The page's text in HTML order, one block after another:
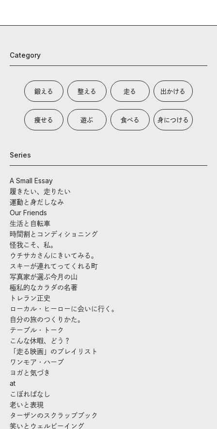
Category
鍛える 整える 走る 出かける
痩せる 遊ぶ 食べる 身につける
Series
A Small Essay
履きたい、走りたい
運動と身だしなみ
Our Friends
生活と自転車
時間割とコンディショニング
怪我こそ、私。
ウチサカさんにきいてみる。
スキーが連れてってくれる町
写真家が選ぶ今月の山
極私的なカラダの名著
トレラン正史
ローカル・ヒーローに会いに行く。
自分の旅のつくりかた。
テーブル・トーク
こんな休暇、どう？
「走る映画」のプレイリスト
ワンモア・ハーブ
ヨガと気づき
at
こぼればなし
老いと表現
ターザンのスクラップブック
笑いとウェルビーイング